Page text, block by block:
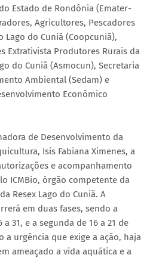
Estado de Rondônia (Emater-
Agricultores, Pescadores
Lago do Cuniã (Coopcuniã),
Extrativista Produtores Rurais da
do Cuniã (Asmocun), Secretaria
Ambiental (Sedam) e
Econômico
de Desenvolvimento da
Isis Fabiana Ximenes, a
e acompanhamento
ICMBio, órgão competente da
Resex Lago do Cuniã. A
em duas fases, sendo a
31, e a segunda de 16 a 21 de
a urgência que exige a ação, haja
ameaçado a vida aquática e a